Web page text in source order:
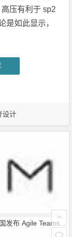
压有利于 sp2
是如此显示，
设计
发布 Agile Teams